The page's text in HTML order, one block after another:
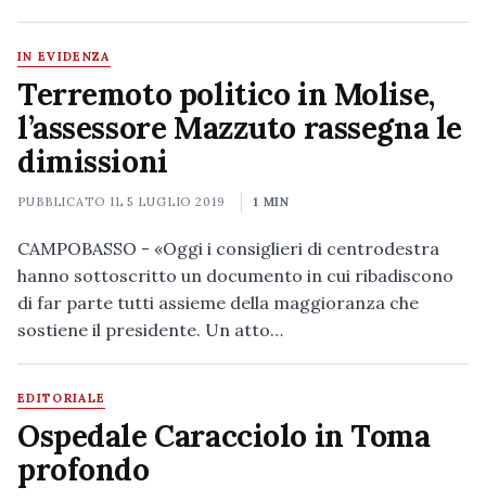
IN EVIDENZA
Terremoto politico in Molise,
l’assessore Mazzuto rassegna le
dimissioni
PUBBLICATO IL5 LUGLIO 2019 1 MIN
CAMPOBASSO - «Oggi i consiglieri di centrodestra
hanno sottoscritto un documento in cui ribadiscono
di far parte tutti assieme della maggioranza che
sostiene il presidente. Un atto…
EDITORIALE
Ospedale Caracciolo in Toma
profondo